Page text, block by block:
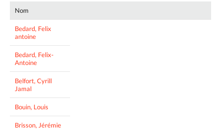
Nom
Bedard, Felix
antoine
Bedard, Felix-
Antoine
Belfort, Cyrill
Jamal
Bouin, Louis
Brisson, Jérémie